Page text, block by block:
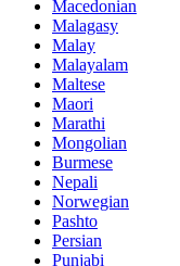
Macedonian
Malagasy
Malay
Malayalam
Maltese
Maori
Marathi
Mongolian
Burmese
Nepali
Norwegian
Pashto
Persian
Punjabi